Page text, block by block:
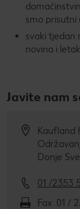
smo prisutni
svaki tjedan
novina i
Javite nam
Kaufland
Donje
01 /2353
Fax: 01 /